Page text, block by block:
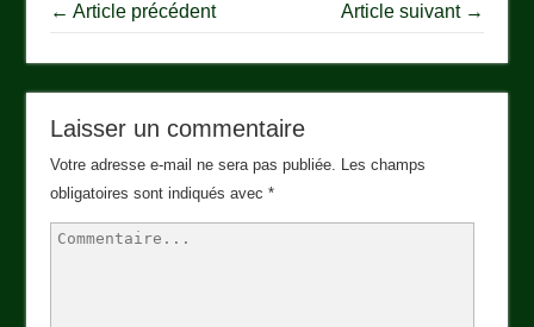
← Article précédent Article suivant →
Laisser un commentaire
Votre adresse e-mail ne sera pas publiée. Les champs
obligatoires sont indiqués avec*